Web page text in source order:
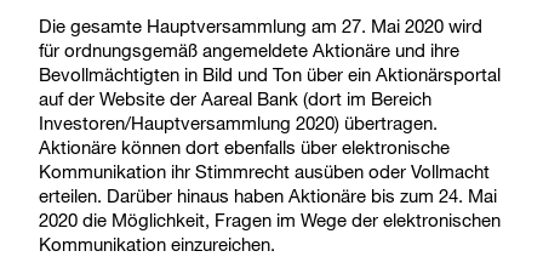
Die gesamte Hauptversammlung am 27. Mai 2020 wird
für ordnungsgemäß angemeldete Aktionäre und ihre
Bevollmächtigten in Bild und Ton über ein Aktionärsportal
auf der Website der Aareal Bank (dort im Bereich
Investoren/Hauptversammlung 2020) übertragen.
Aktionäre können dort ebenfalls über elektronische
Kommunikation ihr Stimmrecht ausüben oder Vollmacht
erteilen. Darüber hinaus haben Aktionäre bis zum 24. Mai
2020 die Möglichkeit, Fragen im Wege der elektronischen
Kommunikation einzureichen.